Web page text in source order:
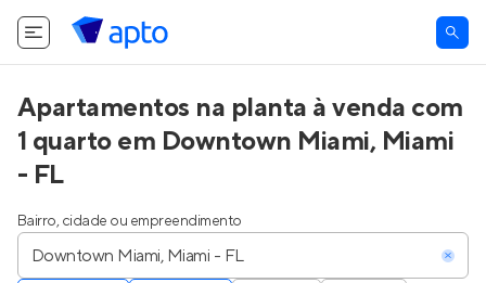
Apartamentos na planta à venda com
1 quarto em Downtown Miami, Miami
- FL
Bairro, cidade ou empreendimento